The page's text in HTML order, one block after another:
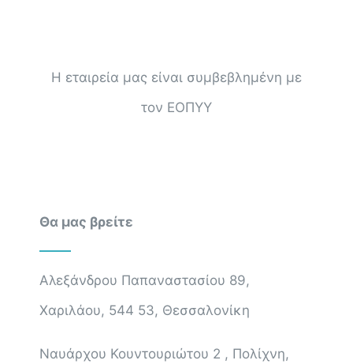
Η εταιρεία μας είναι συμβεβλημένη με
τον ΕΟΠΥΥ
Θα μας βρείτε
Αλεξάνδρου Παπαναστασίου 89,
Χαριλάου, 544 53, Θεσσαλονίκη
Ναυάρχου Κουντουριώτου 2 , Πολίχνη,